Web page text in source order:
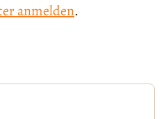
anmelden.